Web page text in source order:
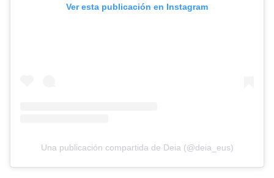
Ver esta publicación en Instagram
Una publicación compartida de Deia (@deia_eus)